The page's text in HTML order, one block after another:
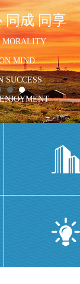
同成 同享
MORALITY
MIND
SUCCESS
海物业开展